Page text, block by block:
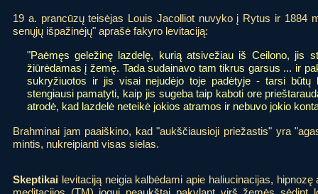
19 a. prancūzų teisėjas Louis Jacolliot nuvyko į Rytus ir 1884
senųjų išpažinėjų" aprašė fakyro levitaciją:
"Paėmęs geležinę lazdelę, kurią atsivežiau iš Ceilono, jis
žiūrėdamas į žemę. Tada sudainavo tam tikrus garsus ... ir
sukryžiuotos ir jis visai nejudėjo toje padėtyje - tarsi
stengiausi pamatyti, kaip jis sugeba taip kaboti ore
atrodė, kad lazdelė neteikė jokios atramos ir nebuvo jokio
Brahminai jam paaiškino, kad "aukščiausioji priežastis" yra
mintis, nukreipianti visas sielas.
Skeptikai levitaciją neigia kalbėdami apie haliucinacijas,